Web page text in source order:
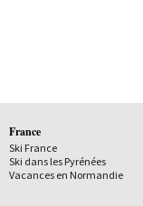
France
Ski France
Ski dans les Pyrénées
Vacances en Normandie